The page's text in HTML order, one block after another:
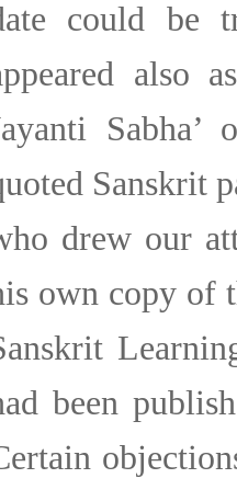
could be
also
Sanskrit
drew our
own copy of
been